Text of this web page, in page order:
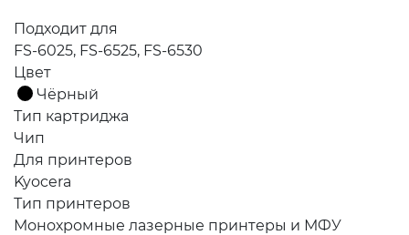
Подходит для
FS-6025, FS-6525, FS-6530
Цвет
Чёрный
Тип картриджа
Чип
Для принтеров
Kyocera
Тип принтеров
Монохромные лазерные принтеры и МФУ